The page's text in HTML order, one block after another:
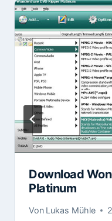
Download
Platinum
Von Lukas Mühle